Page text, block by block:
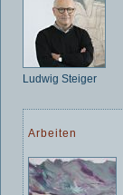
Ludwig Steiger
Arbeiten